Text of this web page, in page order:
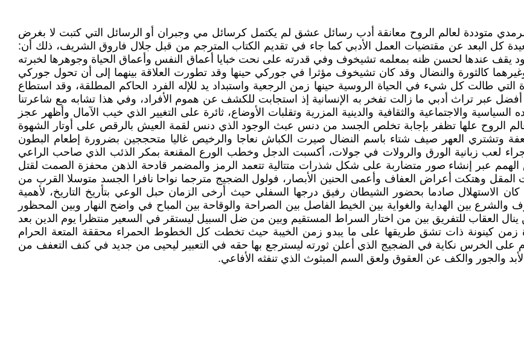
متوددة لعالم الروح معانقة أدب رسائل عشق لم يكتمل كرسائل مي وجبران أو الرسائل التي كتبت لا بغرض
كل البعد عن مقتضيات العمل الأدبي كما جاء في تقديم الكتاب المترجم من قبل جلال فاروق الشريف، ذلك أن:
عندها لحسن ظنه بمعلمه تشيخوف وفي قدرته على نحت خبايا أعماق النفس وأعماق الحياة وجوهرها لخبرته
كالثورة والنضال وقد كان تشيخوف مؤثرا في جوركي حينها وقد تطورت العلاقة بينهما إلى أن تحول جوركي
التي طالت كل شيء في الحياة الروسية حينها زمن الرجعية واستبداد يد للإله الفرد الحاكم المطلقة، وقد استطاع
أفضل عبر تراث أدبي ما زالت تفخر به الإنسانية إذ استجابت للكشف عن هموم الأفراد، وفي هذا تشابه مع شاعرتنا
السياسية والاجتماعية والثقافية والدينية المزرية وتقلبات الأوضاع، ثائرة على التغيير الذي خيب الآمال وأظهر عجز
عالم الروح علها تظفر بإجابة تخلص الجسد من دنس عبث الوجود الذي دنس لقمة العيش بالرقص على أوتار الشهوة
وتشتري العهر صيف شتاء باسم النضال صيرت الكباش نعاجا والرخيص غاليا متحججين بضرورة إطعام البطون
لعب زبانية الورق والرولات في جولات، أكسبت الدجل وخطب الورع المقنعة بمكر الذئب الذي صاحب الراعي
الهمم عبر إنشاء صور متضاربة على شكل شذرات متتالية تتعمد الرمز والمضمر قادحة الذهن محفزة الصمت لقتل
المقل وهتكت أعراض العفاف وأعمى الحنين الأبصار، فولول الضجيج مترجما نواحا نافرا الجسد متوسلا القرب من
الاستهلال صادما بحضور الشيطان رفيق درجها السفلي حيث أرخى الزمان حبل الوعي بتأريخ التاريخ، لأهمية
والشرع بين الهداية والغواية بين الخيط الفاصل بين الصراحة والوقاحة بين المباح في واضح النهار وبين المحظور
العقاب للتفريق بين من اختار السراط المستقيم وبين من ضل السبيل ليستقر في السعير منتظرا يوم الدين بعد
كينونة ذات تشق طريقها على ما يبدو زمن الخيبة حيث تخطت كل الخطوط الحمراء محققة المتعة الحرام
على الخرس نكاية في الضجيج الذي أعلن ثورته ليسترجع بها حقه في التعبير ليحيى من جديد في كنف التعفف من
والجور والكف عن العقوق ولعق السم المبثوث الذي تنفثه الأفاعي.